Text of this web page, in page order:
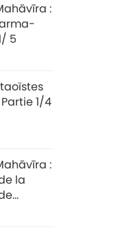
:
5
1/4
:
la